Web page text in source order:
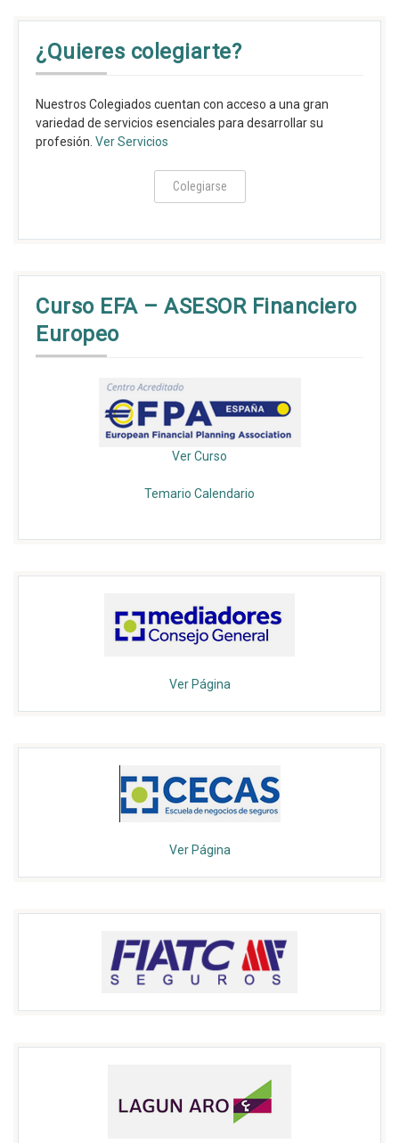
¿Quieres colegiarte?
Nuestros Colegiados cuentan con acceso a una gran
variedad de servicios esenciales para desarrollar su
profesión. Ver Servicios
Colegiarse
Curso EFA – ASESOR Financiero
Europeo
Ver Curso
Temario Calendario
Ver Página
Ver Página